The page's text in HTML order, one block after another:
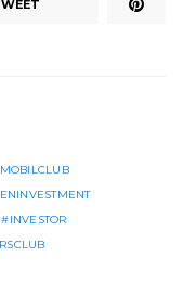
INVESTOR